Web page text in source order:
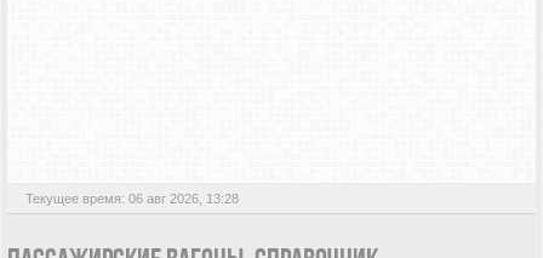
Текущее время: 06 авг 2026, 13:28